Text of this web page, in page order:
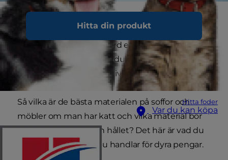
Hitta din produkt
Hitta foder
Var du kan köpa
Du är alltså på väg att möblera ditt hem, men du
är också kattägare och vet vad kattklor kan göra
på en ny soffa, ett soffbord eller en bekväm fåtölj.
Men misströsta inte om du vill investera i fina
saker – det finns alternativ.
Så vilka är de bästa materialen på soffor och
möbler om man har katt och vilka material bör
man undvika helt och hållet? Det här är vad du
behöver veta innan du handlar för dyra pengar.